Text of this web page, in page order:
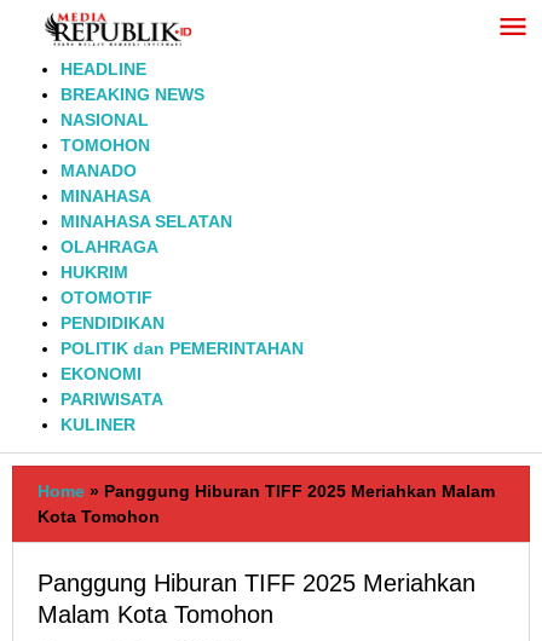
Lewati
HEADLINE
BREAKING NEWS
NASIONAL
TOMOHON
MANADO
MINAHASA
MINAHASA SELATAN
OLAHRAGA
HUKRIM
OTOMOTIF
PENDIDIKAN
POLITIK dan PEMERINTAHAN
EKONOMI
PARIWISATA
KULINER
Home » Panggung Hiburan TIFF 2025 Meriahkan Malam
Kota Tomohon
Panggung Hiburan TIFF 2025 Meriahkan
Malam Kota Tomohon